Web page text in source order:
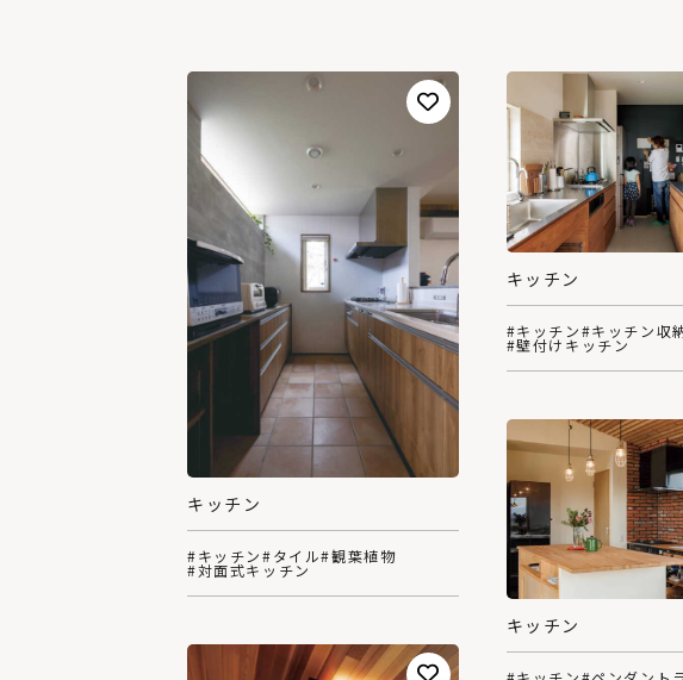
キッチン
#キッチン#タイル#観葉植物
#対面式キッチン
キッチン
#キッチン#キッチン収
#壁付けキッチン
キッチン